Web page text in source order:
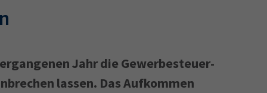
Jahr die Gewerbesteuer­
lassen. Das Aufkommen